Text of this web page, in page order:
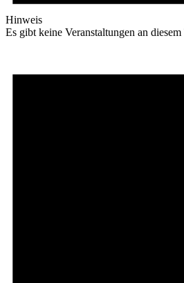
Hinweis
Es gibt keine Veranstaltungen an diesem